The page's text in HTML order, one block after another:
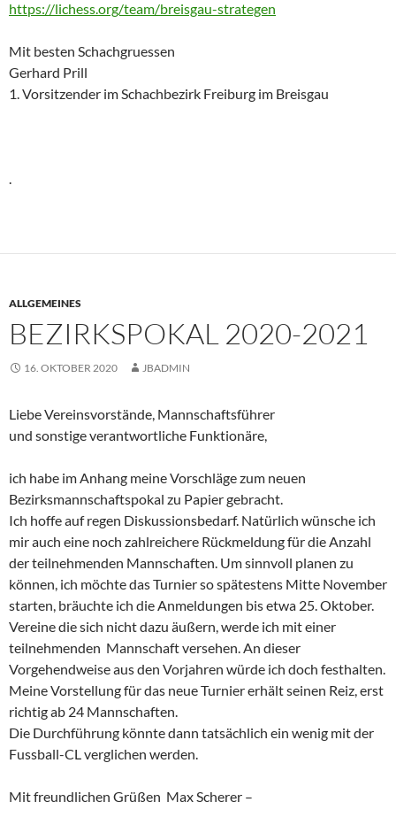
https://lichess.org/team/breisgau-strategen
Mit besten Schachgruessen
Gerhard Prill
1. Vorsitzender im Schachbezirk Freiburg im Breisgau
ALLGEMEINES
BEZIRKSPOKAL 2020-2021
16. OKTOBER 2020 JBADMIN
Liebe Vereinsvorstände, Mannschaftsführer
und sonstige verantwortliche Funktionäre,
ich habe im Anhang meine Vorschläge zum neuen
Bezirksmannschaftspokal zu Papier gebracht.
Ich hoffe auf regen Diskussionsbedarf. Natürlich wünsche ich
mir auch eine noch zahlreichere Rückmeldung für die Anzahl
der teilnehmenden Mannschaften. Um sinnvoll planen zu
können, ich möchte das Turnier so spätestens Mitte November
starten, bräuchte ich die Anmeldungen bis etwa 25. Oktober.
Vereine die sich nicht dazu äußern, werde ich mit einer
teilnehmenden Mannschaft versehen. An dieser
Vorgehendweise aus den Vorjahren würde ich doch festhalten.
Meine Vorstellung für das neue Turnier erhält seinen Reiz, erst
richtig ab 24 Mannschaften.
Die Durchführung könnte dann tatsächlich ein wenig mit der
Fussball-CL verglichen werden.
Mit freundlichen Grüßen Max Scherer –